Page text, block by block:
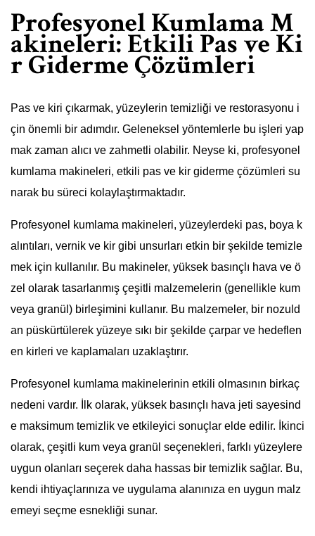
Profesyonel Kumlama M
akineleri: Etkili Pas ve Ki
r Giderme Çözümleri
Pas ve kiri çıkarmak, yüzeylerin temizliği ve restorasyonu i
çin önemli bir adımdır. Geleneksel yöntemlerle bu işleri yap
mak zaman alıcı ve zahmetli olabilir. Neyse ki, profesyonel
kumlama makineleri, etkili pas ve kir giderme çözümleri su
narak bu süreci kolaylaştırmaktadır.
Profesyonel kumlama makineleri, yüzeylerdeki pas, boya k
alıntıları, vernik ve kir gibi unsurları etkin bir şekilde temizle
mek için kullanılır. Bu makineler, yüksek basınçlı hava ve ö
zel olarak tasarlanmış çeşitli malzemelerin (genellikle kum
veya granül) birleşimini kullanır. Bu malzemeler, bir nozuld
an püskürtülerek yüzeye sıkı bir şekilde çarpar ve hedeflen
en kirleri ve kaplamaları uzaklaştırır.
Profesyonel kumlama makinelerinin etkili olmasının birkaç
nedeni vardır. İlk olarak, yüksek basınçlı hava jeti sayesind
e maksimum temizlik ve etkileyici sonuçlar elde edilir. İkinci
olarak, çeşitli kum veya granül seçenekleri, farklı yüzeylere
uygun olanları seçerek daha hassas bir temizlik sağlar. Bu,
kendi ihtiyaçlarınıza ve uygulama alanınıza en uygun malz
emeyi seçme esnekliği sunar.